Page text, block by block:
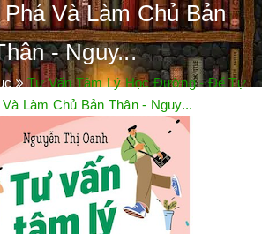
Và Làm Chủ Bản
- Nguy...
Tư Vấn Tâm Lý Học Đường - Để Tự
Làm Chủ Bản Thân - Nguy...